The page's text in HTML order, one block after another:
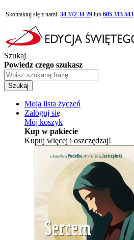
Skontaktuj się z nami: 34 372 34 29 lub 605 313 543
Szukaj
Powiedz czego szukasz
Szukaj
Moja lista życzeń
Zaloguj się
Mój koszyk
Kup w pakiecie
Kupuj więcej i oszczędzaj!